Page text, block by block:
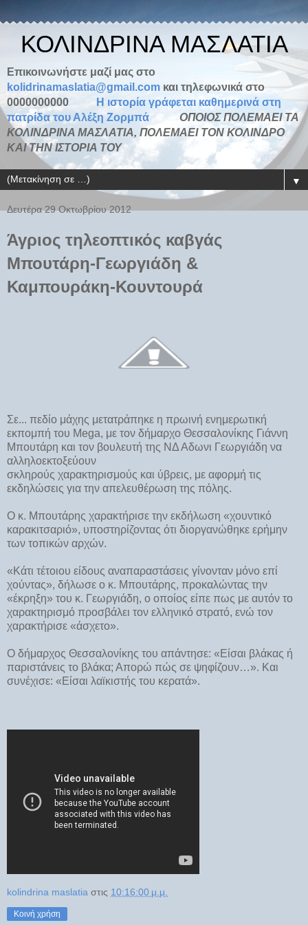
ΚΟΛΙΝΔΡΙΝΑ ΜΑΣΛΑΤΙΑ
Επικοινωνήστε μαζί μας στο
kolidrinamaslatia@gmail.com και τηλεφωνικά στο
0000000000
H ιστορία γράφεται καθημερινά στη
πατρίδα του Αλέξη Ζορμπά
ΟΠΟΙΟΣ ΠΟΛΕΜΑΕΙ ΤΑ
ΚΟΛΙΝΔΡΙΝΑ ΜΑΣΛΑΤΙΑ, ΠΟΛΕΜΑΕΙ ΤΟΝ ΚΟΛΙΝΔΡΟ
ΚΑΙ ΤΗΝ ΙΣΤΟΡΙΑ ΤΟΥ
▼
Δευτέρα 29 Οκτωβρίου 2012
Άγριος τηλεοπτικός καβγάς
Μπουτάρη-Γεωργιάδη &
Καμπουράκη-Κουντουρά
Σε... πεδίο μάχης μετατράπηκε η πρωινή ενημερωτική
εκπομπή του Mega, με τον δήμαρχο Θεσσαλονίκης Γιάννη
Μπουτάρη και τον βουλευτή της ΝΔ Αδωνι Γεωργιάδη να
αλληλοεκτοξεύουν
σκληρούς χαρακτηρισμούς και ύβρεις, με αφορμή τις
εκδηλώσεις για την απελευθέρωση της πόλης.
Ο κ. Μπουτάρης χαρακτήρισε την εκδήλωση «χουντικό
καρακιτσαριό», υποστηρίζοντας ότι διοργανώθηκε ερήμην
των τοπικών αρχών.
«Κάτι τέτοιου είδους αναπαραστάσεις γίνονταν μόνο επί
χούντας», δήλωσε ο κ. Μπουτάρης, προκαλώντας την
«έκρηξη» του κ. Γεωργιάδη, ο οποίος είπε πως με αυτόν το
χαρακτηρισμό προσβάλει τον ελληνικό στρατό, ενώ τον
χαρακτήρισε «άσχετο».
Ο δήμαρχος Θεσσαλονίκης του απάντησε: «Είσαι βλάκας ή
παριστάνεις το βλάκα; Απορώ πώς σε ψηφίζουν…». Και
συνέχισε: «Είσαι λαϊκιστής του κερατά».
kolindrina maslatia στις 10:16:00 μ.μ.
Κοινή χρήση